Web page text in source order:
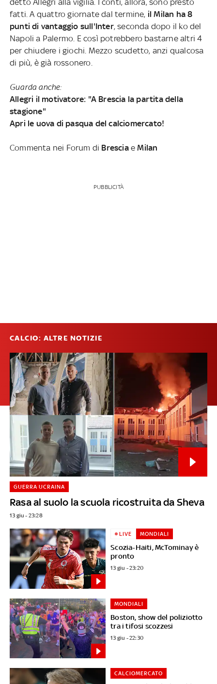
fatti. A quattro giornate dal termine, il Milan ha 8
punti di vantaggio sull'Inter, seconda dopo il ko del
Napoli a Palermo. E così potrebbero bastarne altri 4
per chiudere i giochi. Mezzo scudetto, anzi qualcosa
di più, è già rossonero.
Guarda anche:
Allegri il motivatore: "A Brescia la partita della
stagione"
Apri le uova di pasqua del calciomercato!
Commenta nei Forum di Brescia eMilan
PUBBLICITÀ
CALCIO: ALTRE NOTIZIE
Rasa al suolo la scuola ricostruita da Sheva
GUERRA UCRAINA
13 giu - 23:28
Scozia-Haiti, McTominay è
pronto
LIVE MONDIALI
13 giu - 23:20
Boston, show del poliziotto
tra i tifosi scozzesi
MONDIALI
13 giu - 22:30
CALCIOMERCATO